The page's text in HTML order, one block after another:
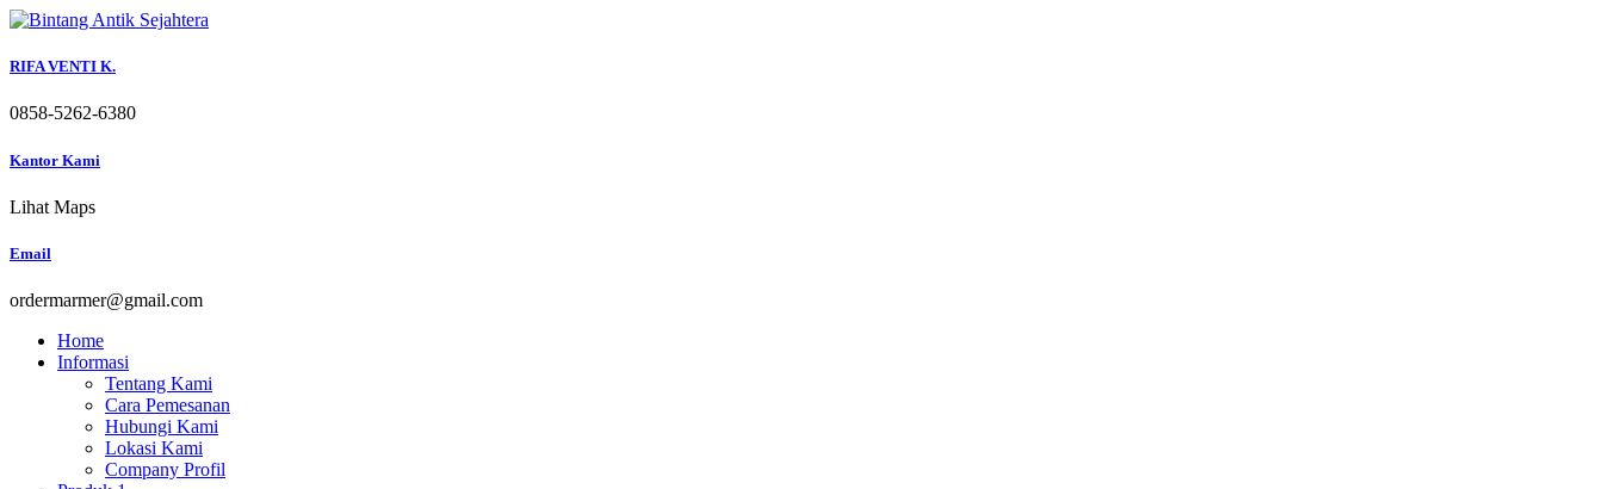
Skip
content
RIFA VENTI K.
0858-5262-6380
Kantor Kami
Lihat Maps
Email
ordermarmer@gmail.com
Home
Informasi
Tentang Kami
Cara Pemesanan
Hubungi Kami
Lokasi Kami
Company Profil